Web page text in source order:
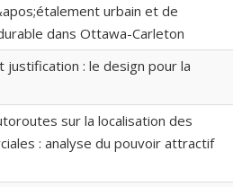
urbain et de
dans Ottawa-Carleton
justification : le design pour la
sur la localisation des
: analyse du pouvoir attractif